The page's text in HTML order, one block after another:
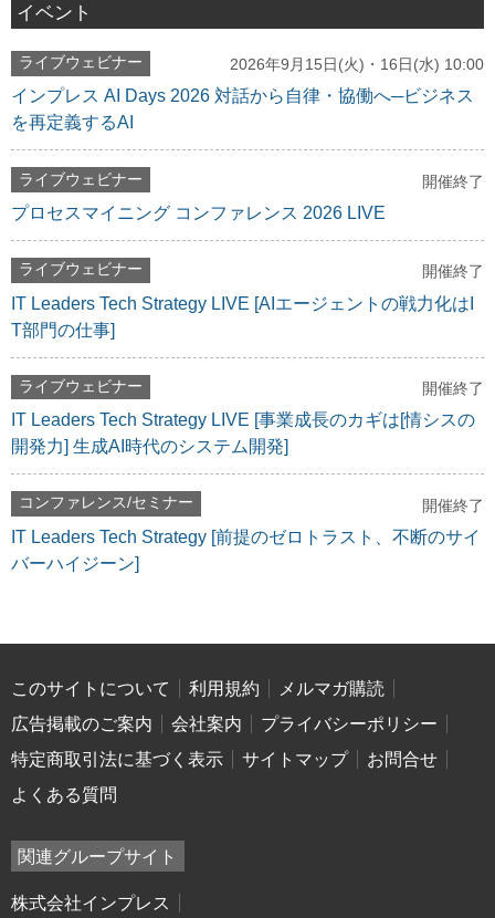
イベント
ライブウェビナー 2026年9月15日(火)・16日(水) 10:00
インプレス AI Days 2026 対話から自律・協働へ─ビジネス
を再定義するAI
ライブウェビナー 開催終了
プロセスマイニング コンファレンス 2026 LIVE
ライブウェビナー 開催終了
IT Leaders Tech Strategy LIVE [AIエージェントの戦力化はI
T部門の仕事]
ライブウェビナー 開催終了
IT Leaders Tech Strategy LIVE [事業成長のカギは[情シスの
開発力] 生成AI時代のシステム開発]
コンファレンス/セミナー 開催終了
IT Leaders Tech Strategy [前提のゼロトラスト、不断のサイ
バーハイジーン]
このサイトについて 利用規約
メルマガ購読
広告掲載のご案内
会社案内
プライバシーポリシー
特定商取引法に基づく表示
サイトマップ
お問合せ
よくある質問
関連グループサイト
株式会社インプレス